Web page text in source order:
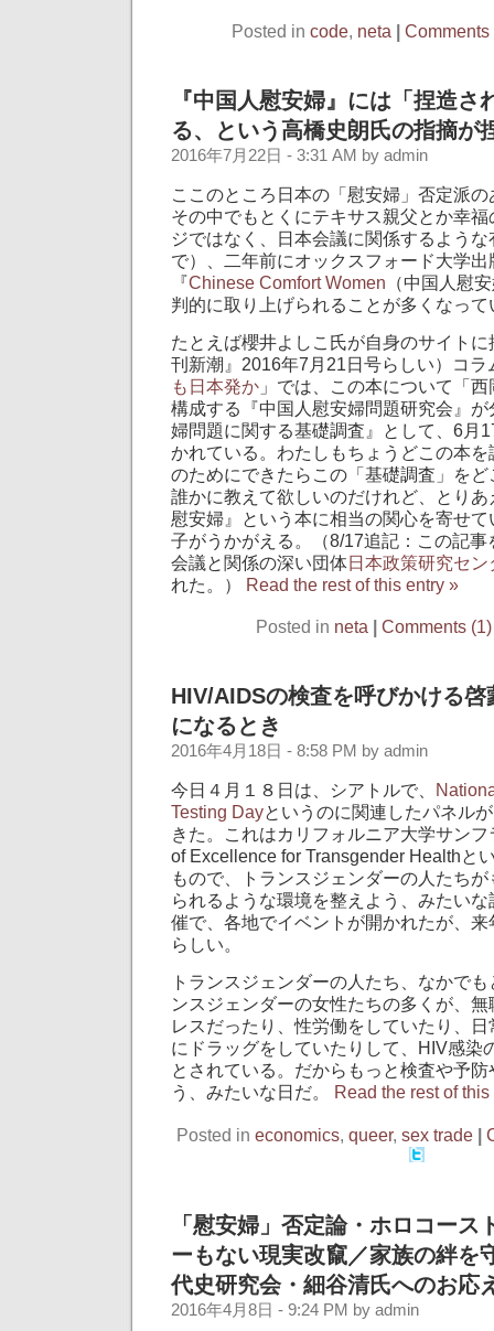
Posted in code, neta | Comments
『中国人慰安婦』には「捏造さ
る、という高橋史朗氏の指摘が
2016年7月22日 - 3:31 AM by admin
ここのところ日本の「慰安婦」否定派
その中でもとくにテキサス親父とか幸
ジではなく、日本会議に関係するよう
で）、二年前にオックスフォード大学
『Chinese Comfort Women （中国人慰
判的に取り上げられることが多くなって
たとえば櫻井よしこ氏が自身のサイト
刊新潮』2016年7月21日号らしい）コラ
も日本発か 」では、この本について「
構成する『中国人慰安婦問題研究会』
婦問題に関する基礎調査』として、6月
かれている。わたしもちょうどこの本
のためにできたらこの「基礎調査」を
誰かに教えて欲しいのだけれど、とり
慰安婦』という本に相当の関心を寄せ
子がうかがえる。（8/17追記：この記
会議と関係の深い団体日本政策研究セ
れた。） Read the rest of this entry »
Posted in neta Comments (1)
HIV/AIDSの検査を呼びかける
になるとき
2016年4月18日 - 8:58 PM by admin
今日４月１８日は、シアトルで、
Testing Dayというのに関連したパネル
きた。これはカリフォルニア大学サン
of Excellence for Transgender Healthと
もので、トランスジェンダーの人たち
られるような環境を整えよう、みたい
催で、各地でイベントが開かれたが、
らしい。
トランスジェンダーの人たち、なかで
ンスジェンダーの女性たちの多くが、
レスだったり、性労働をしていたり、
にドラッグをしていたりして、HIV感染
とされている。だからもっと検査や予
う、みたいな日だ。 Read the rest of this
Posted in economics, queer, sex trade |
「慰安婦」否定論・ホロコース
ーもない現実改竄／家族の絆を
代史研究会・細谷清氏へのお応
2016年4月8日 - 9:24 PM by admin